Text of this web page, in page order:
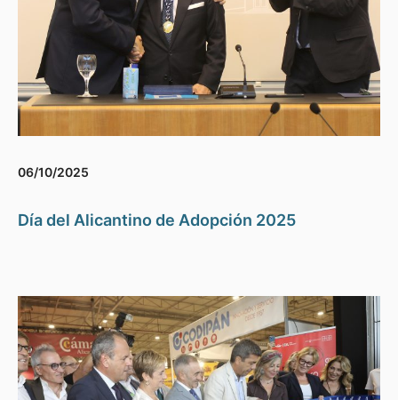
06/10/2025
Día del Alicantino de Adopción 2025